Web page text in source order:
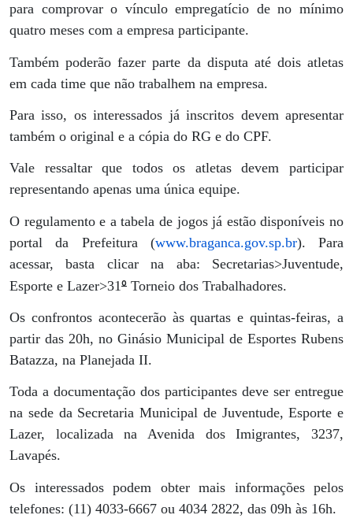
para comprovar o vínculo empregatício de no mínimo
quatro meses com a empresa participante.
Também poderão fazer parte da disputa até dois atletas
em cada time que não trabalhem na empresa.
Para isso, os interessados já inscritos devem apresentar
também o original e a cópia do RG e do CPF.
Vale ressaltar que todos os atletas devem participar
representando apenas uma única equipe.
O regulamento e a tabela de jogos já estão disponíveis no
portal da Prefeitura (www.braganca.gov.sp.br). Para
acessar, basta clicar na aba: Secretarias>Juventude,
Esporte e Lazer>31º Torneio dos Trabalhadores.
Os confrontos acontecerão às quartas e quintas-feiras, a
partir das 20h, no Ginásio Municipal de Esportes Rubens
Batazza, na Planejada II.
Toda a documentação dos participantes deve ser entregue
na sede da Secretaria Municipal de Juventude, Esporte e
Lazer, localizada na Avenida dos Imigrantes, 3237,
Lavapés.
Os interessados podem obter mais informações pelos
telefones: (11) 4033-6667 ou 4034 2822, das 09h às 16h.